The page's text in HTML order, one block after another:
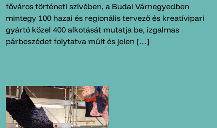
főváros történeti szívében, a Budai Várnegyedben
mintegy 100 hazai és regionális tervező és kreatívipari
gyártó közel 400 alkotását mutatja be, izgalmas
párbeszédet folytatva múlt és jelen […]